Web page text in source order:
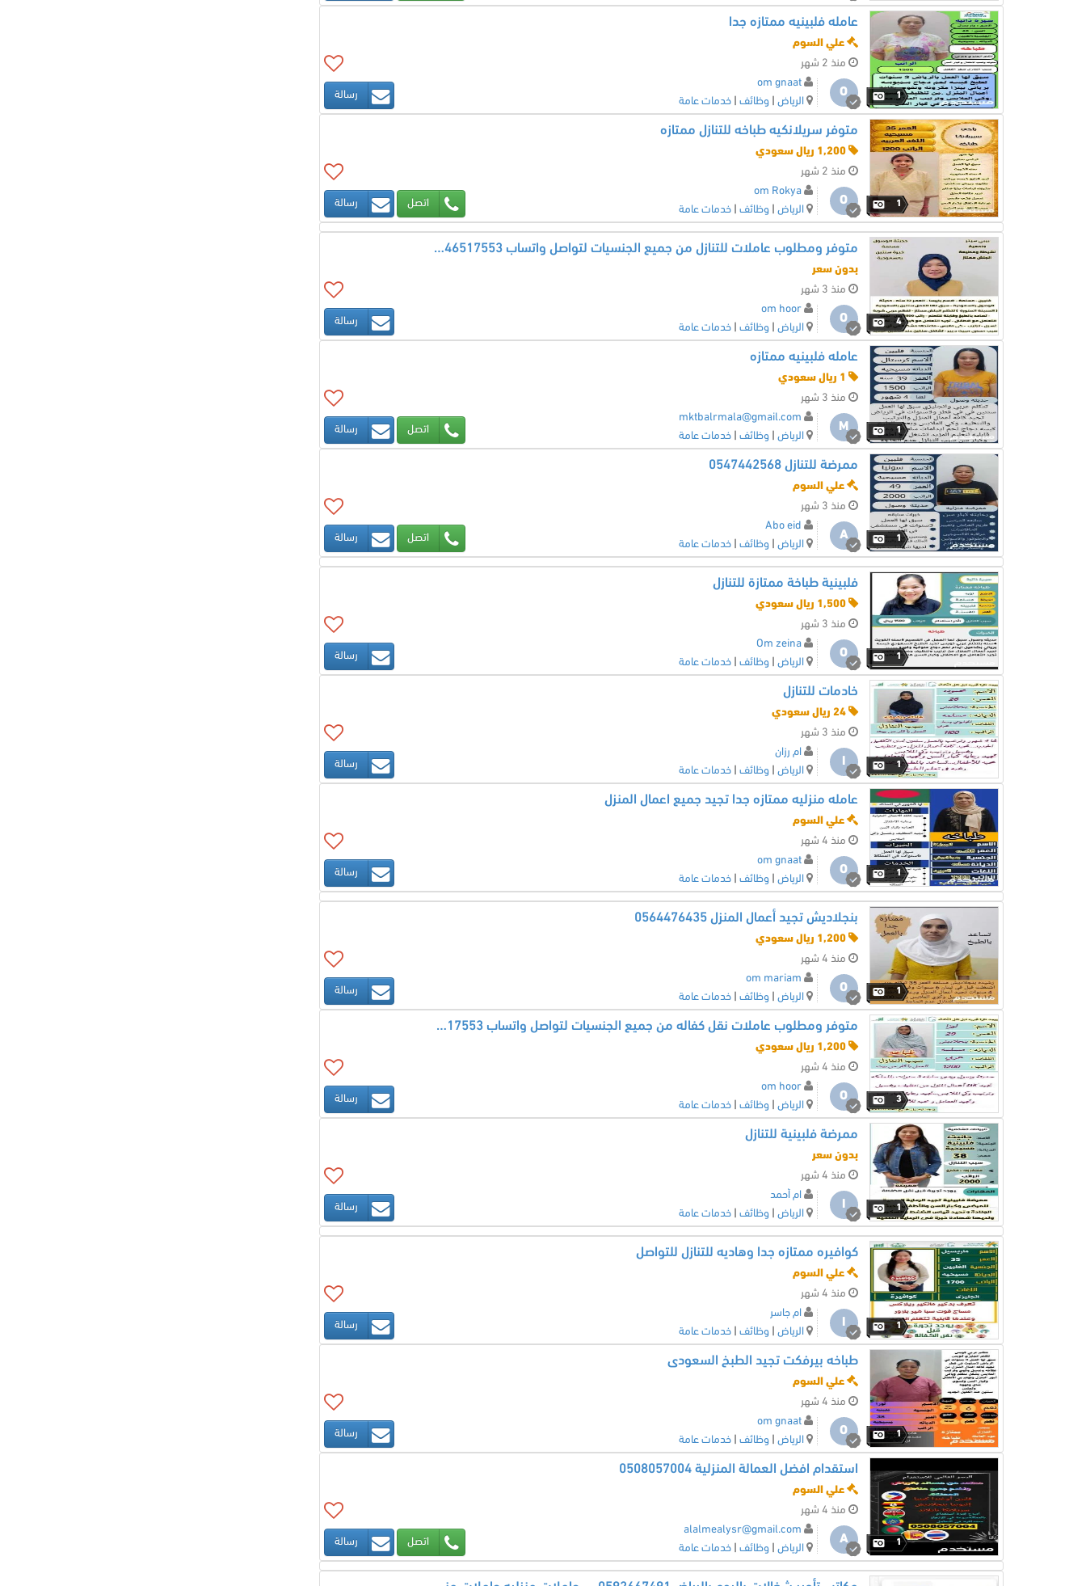
1
عامله فلبينيه ممتازه جدا
علي السوم
منذ 2 شهر
O
om gnaat
الرياض |وظائف |خدمات عامة
رسالة
1
متوفر سريلانكيه طباخه للتنازل ممتازه
1,200 ريال سعودي
منذ 2 شهر
O
om Rokya
الرياض |وظائف |خدمات عامة
اتصل رسالة
4
متوفر ومطلوب عاملات للتنازل من جميع الجنسيات لتواصل واتساب 0546517553
بدون سعر
منذ 3 شهر
O
om hoor
الرياض |وظائف |خدمات عامة
رسالة
1
عامله فلبينيه ممتازه
منذ 3 شهر
M
mktbalrmala@gmail.com
الرياض |وظائف |خدمات عامة
اتصل رسالة
1
ممرضة للتنازل 0547442568
علي السوم
منذ 3 شهر
A
Abo eid
الرياض |وظائف |خدمات عامة
اتصل رسالة
1
فلبينية طباخة ممتازة للتنازل
1,500 ريال سعودي
منذ 3 شهر
O
Om zeina
الرياض |وظائف |خدمات عامة
رسالة
1
خادمات للتنازل
24 ريال سعودي
منذ 3 شهر
ام رزان
الرياض |وظائف |خدمات عامة
رسالة
1
عامله منزليه ممتازه جدا تجيد جميع اعمال المنزل
علي السوم
منذ 4 شهر
O
om gnaat
الرياض |وظائف |خدمات عامة
رسالة
1
بنجلاديش تجيد أعمال المنزل 0564476435
1,200 ريال سعودي
منذ 4 شهر
O
om mariam
الرياض |وظائف |خدمات عامة
رسالة
3
متوفر ومطلوب عاملات نقل كفاله من جميع الجنسيات لتواصل واتساب 0546517553
1,200 ريال سعودي
منذ 4 شهر
O
om hoor
الرياض |وظائف |خدمات عامة
رسالة
1
ممرضة فلبينية للتنازل
بدون سعر
منذ 4 شهر
ام أحمد
الرياض |وظائف |خدمات عامة
رسالة
1
كوافيره ممتازه جدا وهاديه للتنازل للتواصل
علي السوم
منذ 4 شهر
ام جاسر
الرياض |وظائف |خدمات عامة
رسالة
1
طباخه بيرفكت تجيد الطبخ السعودى
علي السوم
منذ 4 شهر
O
om gnaat
الرياض |وظائف |خدمات عامة
رسالة
1
استقدام افضل العمالة المنزلية 0508057004
علي السوم
منذ 4 شهر
A
alalmealysr@gmail.com
الرياض |وظائف |خدمات عامة
اتصل رسالة